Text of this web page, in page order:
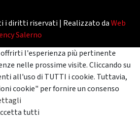
i diritti riservati | Realizzato daWeb
Salerno
l'esperienza più pertinente
nelle prossime visite. Cliccando su
all'uso di TUTTI i cookie. Tuttavia,
cookie" per fornire un consenso
tutti